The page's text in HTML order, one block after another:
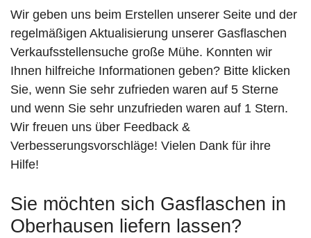
Wir geben uns beim Erstellen unserer Seite und der
regelmäßigen Aktualisierung unserer Gasflaschen
Verkaufsstellensuche große Mühe. Konnten wir
Ihnen hilfreiche Informationen geben? Bitte klicken
Sie, wenn Sie sehr zufrieden waren auf 5 Sterne
und wenn Sie sehr unzufrieden waren auf 1 Stern.
Wir freuen uns über Feedback &
Verbesserungsvorschläge! Vielen Dank für ihre
Hilfe!
Sie möchten sich Gasflaschen in
Oberhausen liefern lassen?